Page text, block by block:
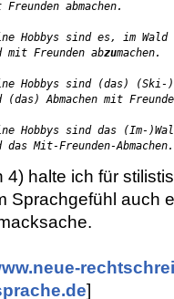
Freunden abmachen.
Hobbys sind es, im Wald
mit Freunden ab
zumachen.
Hobbys sind (das)
(das) Abmachen mit
Hobbys sind das (Im-
das Mit-Freunden-Abmachen.
4) halte ich für
Sprachgefühl auch
]